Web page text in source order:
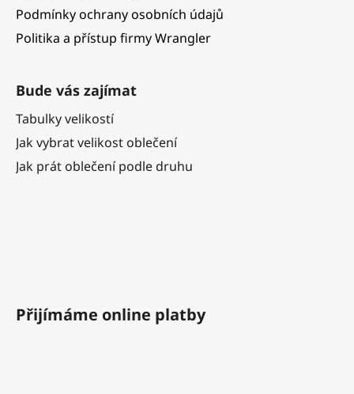
Podmínky ochrany osobních údajů
Politika a přístup firmy Wrangler
Bude vás zajímat
Tabulky velikostí
Jak vybrat velikost oblečení
Jak prát oblečení podle druhu
Přijímáme online platby